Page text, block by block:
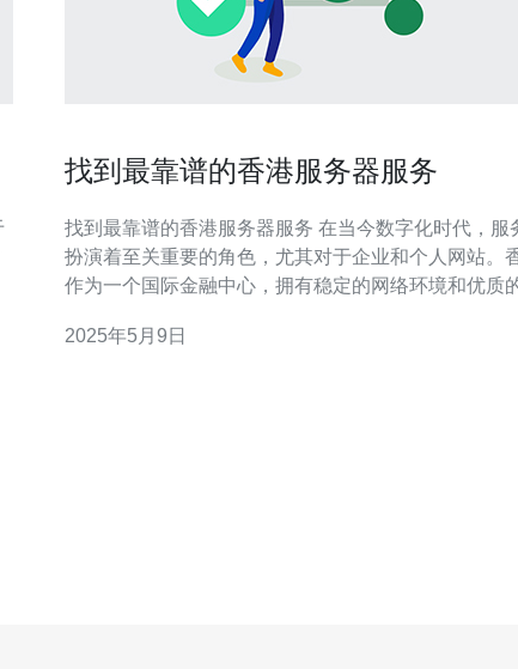
找到最靠谱的香港服务器服务
找到最靠谱的香港服务器服务 在当今数字化时代，服务器
扮演着至关重要的角色，尤其对于企业和个人网站。
作为一个国际金融中心，拥有稳定的网络环境和优质
最靠谱的服务商成为了一个重要问题。 在选择香港服务器
2025年5月9日